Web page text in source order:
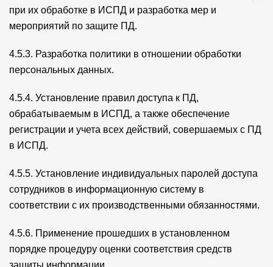
при их обработке в ИСПД и разработка мер и
мероприятий по защите ПД.
4.5.3. Разработка политики в отношении обработки
персональных данных.
4.5.4. Установление правил доступа к ПД,
обрабатываемым в ИСПД, а также обеспечение
регистрации и учета всех действий, совершаемых с ПД
в ИСПД.
4.5.5. Установление индивидуальных паролей доступа
сотрудников в информационную систему в
соответствии с их производственными обязанностями.
4.5.6. Применение прошедших в установленном
порядке процедуру оценки соответствия средств
защиты информации.